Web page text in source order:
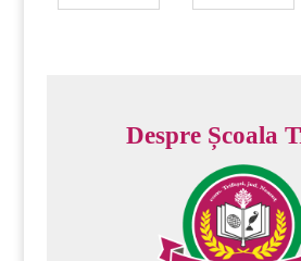
Despre Școala